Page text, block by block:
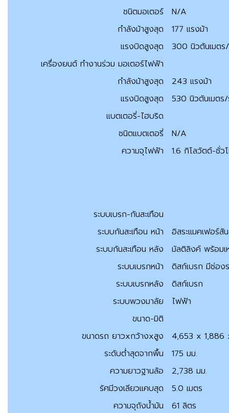
ชนิตมอเตอร์
N/A
กำลังม้าสูงสุด
177 แรงม้า
แรงบิดสูงสุด
300 นิวตันเมต
เครื่องยนต์ ทำงานร่วม มอเตอร์ไฟฟ้า
กำลังม้าสูงสุด
243 แรงม้า
แรงบิดสูงสุด
530 นิวตันเมตร
แบตเตอรี่-ไฮบริด
ชนิตแบตเตอรี่
N/A
ความจุไฟฟ้า
1.6 กิโลวัตต์-ชั่ว
ระบบเบรก-กันสะเทือน
ระบบกันสะเทือน หน้า
อิสระแมคเฟอร์
ระบบกันสะเทือน หลัง
มัลติลิงค์ พร้อมเ
ระบบเบรกหน้า
ดิสก์เบรก มีช่อง
ระบบเบรกหลัง
ดิสก์เบรก
ระบบพวงมาลัย
ไฟฟ้า
ขนาด-มิติ
ขนาดรถ ยาวxกว้างxสูง
4,653 x 1,886
ระดับต่ำสุดจากพื้น
175 มม.
ความยาวฐานล้อ
2,738 มม.
รัศมีวงเลียวแคบสุด
5.0 เมตร
ความจุถังน้ำมัน
61 ลิตร